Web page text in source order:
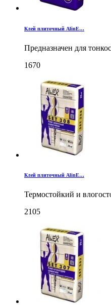
Клей плиточный AlinE…
Предназначен для
1670
Клей плиточный AlinE…
Термостойкий и
2105